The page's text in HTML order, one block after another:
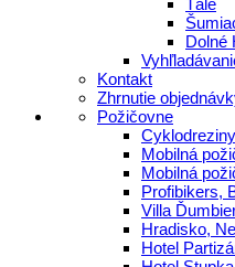
Dolné
Kontakt
Zhrnutie
Požičovne
Mobilná
Mobilná
Profibikers,
Villa
Hradisko,
Hotel